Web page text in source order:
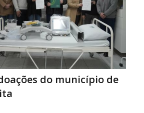
do município de